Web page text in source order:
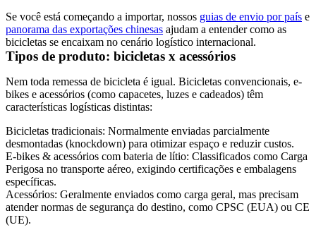
Se você está começando a importar, nossos guias de envio por país e
panorama das exportações chinesas ajudam a entender como as
bicicletas se encaixam no cenário logístico internacional.
Tipos de produto: bicicletas x acessórios
Nem toda remessa de bicicleta é igual. Bicicletas convencionais, e-
bikes e acessórios (como capacetes, luzes e cadeados) têm
características logísticas distintas:
Bicicletas tradicionais: Normalmente enviadas parcialmente
desmontadas (knockdown) para otimizar espaço e reduzir custos.
E-bikes & acessórios com bateria de lítio: Classificados como Carga
Perigosa no transporte aéreo, exigindo certificações e embalagens
específicas.
Acessórios: Geralmente enviados como carga geral, mas precisam
atender normas de segurança do destino, como CPSC (EUA) ou CE
(UE).